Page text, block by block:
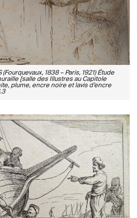
1838 – Paris, 1921) Étude
[salle des Illustres au Capitole
plume, encre noire et lavis d’encre